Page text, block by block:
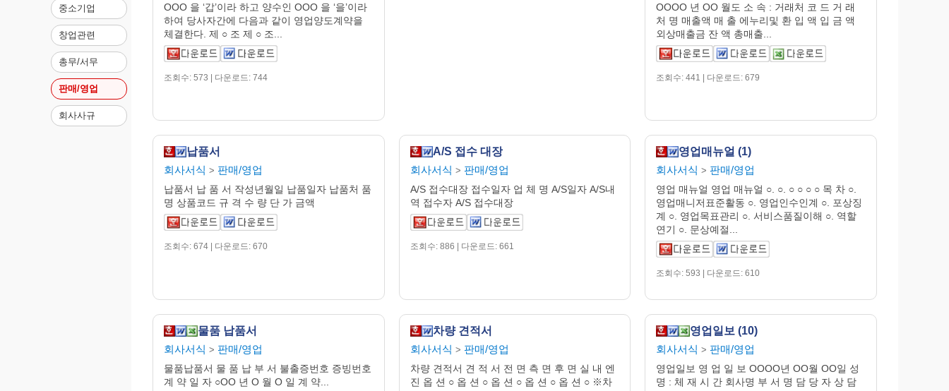
중소기업
창업관련
총무/서무
판매/영업
회사사규
OOO 을 ‘갑’이라 하고 양수인 OOO 을 ‘을’이라
하여 당사자간에 다음과 같이 영업양도계약을
체결한다. 제 ○ 조 제 ○ 조...
조회수: 573 | 다운로드: 744
OOOO 년 OO 월도 소 속 : 거래처 코 드 거 래
처 명 매출액 매 출 에누리및 환 입 액 입 금 액
외상매출금 잔 액 총매출...
조회수: 441 | 다운로드: 679
납품서
회사서식 > 판매/영업
납품서 납 품 서 작성년월일 납품일자 납품처 품
명 상품코드 규 격 수 량 단 가 금액
조회수: 674 | 다운로드: 670
A/S 접수 대장
회사서식 > 판매/영업
A/S 접수대장 접수일자 업 체 명 A/S일자 A/S내
역 접수자 A/S 접수대장
조회수: 886 | 다운로드: 661
영업매뉴얼 (1)
회사서식 > 판매/영업
영업 매뉴얼 영업 매뉴얼 ○. ○. ○ ○ ○ ○ 목 차 ○.
영업매니저표준활동 ○. 영업인수인계 ○. 포상징
계 ○. 영업목표관리 ○. 서비스품질이해 ○. 역할
연기 ○. 문상예절...
조회수: 593 | 다운로드: 610
물품 납품서
회사서식 > 판매/영업
물품납품서 물 품 납 부 서 불출증번호 증빙번호
계 약 일 자 ○OO 년 O 월 O 일 계 약...
차량 견적서
회사서식 > 판매/영업
차량 견적서 견 적 서 전 면 측 면 후 면 실 내 엔
진 옵 션 ○ 옵 션 ○ 옵 션 ○ 옵 션 ○ 옵 션 ○ ※차
영업일보 (10)
회사서식 > 판매/영업
영업일보 영 업 일 보 OOOO년 OO월 OO일 성
명 : 체 재 시 간 회사명 부 서 명 담 당 자 상 담